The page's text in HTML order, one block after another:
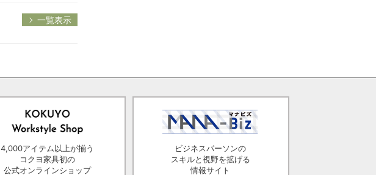
一覧表示
4,000アイテム以上が揃う
コクヨ家具初の
公式オンラインショップ
ビジネスパーソンの
スキルと視野を拡げる
情報サイト